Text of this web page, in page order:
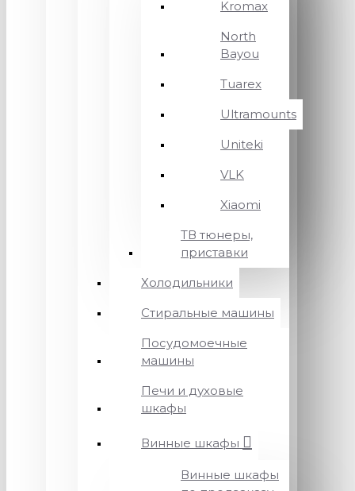
Kromax
North
Bayou
Tuarex
Ultramounts
Uniteki
VLK
Xiaomi
ТВ тюнеры,
приставки
Холодильники
Стиральные машины
Посудомоечные
машины
Печи и духовые
шкафы
Винные шкафы
Винные шкафы